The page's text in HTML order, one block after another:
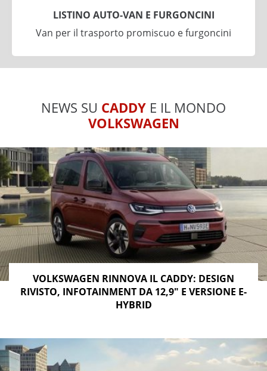
LISTINO AUTO-VAN E FURGONCINI
Van per il trasporto promiscuo e furgoncini
NEWS SU CADDY E IL MONDO
VOLKSWAGEN
VOLKSWAGEN RINNOVA IL CADDY: DESIGN
RIVISTO, INFOTAINMENT DA 12,9″ E VERSIONE E-
HYBRID